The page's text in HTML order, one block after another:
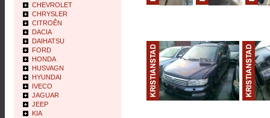
CHEVROLET
CHRYSLER
CITROÊN
DACIA
DAIHATSU
FORD
HONDA
HUSVAGN
HYUNDAI
IVECO
JAGUAR
JEEP
KIA